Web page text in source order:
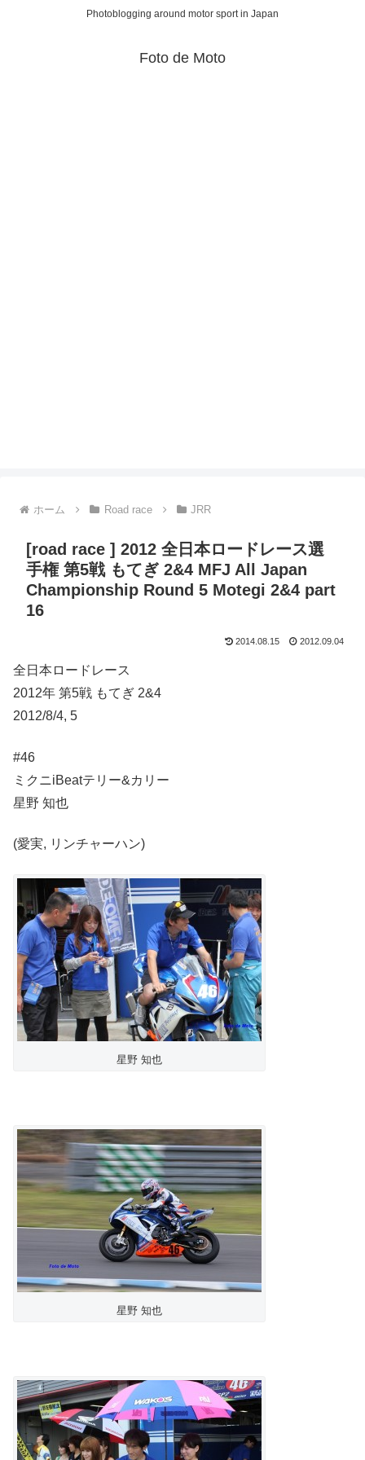
Photoblogging around motor sport in Japan
Foto de Moto
ホーム Road race JRR
[road race ] 2012 全日本ロードレース選
手権 第5戦 もてぎ 2&4 MFJ All Japan
Championship Round 5 Motegi 2&4 part
16
2014.08.15 2012.09.04
全日本ロードレース
2012年 第5戦 もてぎ 2&4
2012/8/4, 5
#46
ミクニiBeatテリー&カリー
星野 知也
(愛実, リンチャーハン)
星野 知也
星野 知也